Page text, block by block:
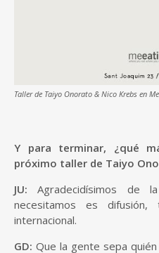
Taller de Taiyo Onorato & Nico Krebs en
Y para terminar, ¿qué
próximo taller de Taiyo
JU: Agradecidísimos de
necesitamos es difusión,
internacional.
GD: Que la gente sepa